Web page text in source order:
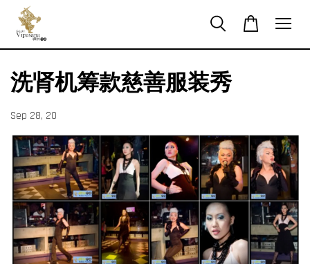
洗肾机筹款慈善服装秀
Sep 28, 20